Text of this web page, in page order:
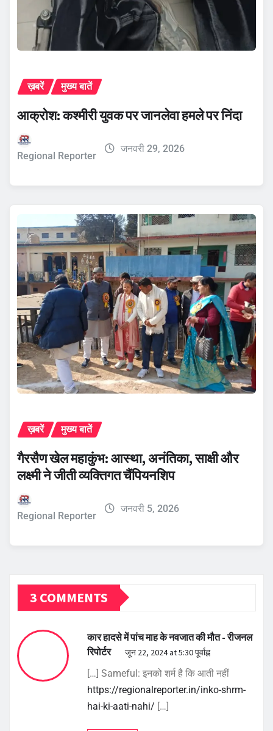
ख़बरें मुख्य बातें
आक्रोश: कश्मीरी युवक पर जानलेवा हमले पर निंदा
Regional Reporter
जनवरी 29, 2026
ख़बरें मुख्य बातें
गैरसैण खेल महाकुंभ: आस्था, अनंतिका, साक्षी और
लक्ष्मी ने जीती व्यक्तिगत चैंपियनशिप
Regional Reporter
जनवरी 5, 2026
3 COMMENTS
कार हादसे में पांच माह के नवजात की मौत - रीजनल
रिपोर्टर
जून 22, 2024 at 5:30 पूर्वाह्न
[…] Sameful: इनको शर्म है कि आती नहीं
https://regionalreporter.in/inko-shrm-
hai-ki-aati-nahi/ […]